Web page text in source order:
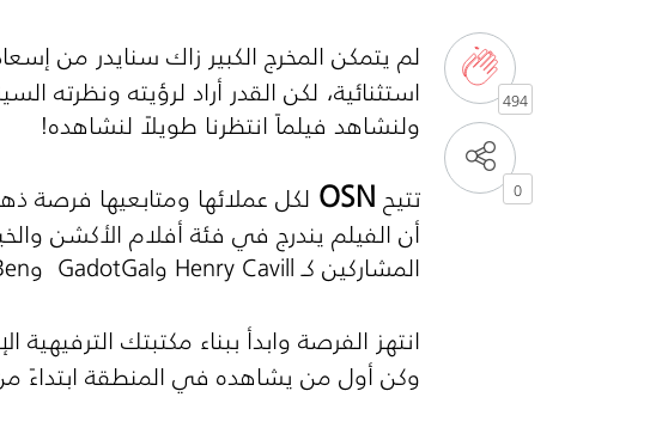
494
0
لم يتمكن المخرج الكبير زاك سنايدر من
استثنائية، لكن القدر أراد لرؤيته ونظرته
ولنشاهد فيلماً انتظرنا طويلاً لنشاهده!
تتيحOSN لكل عملائها ومتابعيها فرصة
المشاركين كـHenry Cavill وGal
Gadot و
انتهز الفرصة وابدأ ببناء مكتبتك الترفيهية
وكن أول من يشاهده في المنطقة ابتداءً من 19 مارس الساعة 12:00 ظهراً بتوقيت